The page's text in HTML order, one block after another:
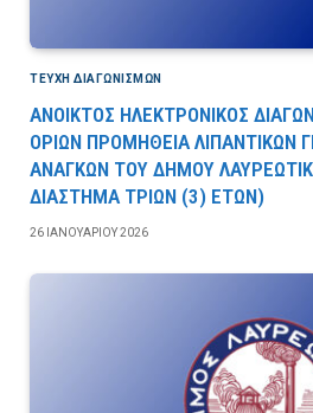
ΤΕΎΧΗ ΔΙΑΓΩΝΙΣΜΏΝ
ΑΝΟΙΚΤΟΣ ΗΛΕΚΤΡΟΝΙΚΟΣ
ΟΡΙΩΝ ΠΡΟΜΗΘΕΙΑ ΛΙΠΑΝΤΙΚΩΝ
ΑΝΑΓΚΩΝ ΤΟΥ ΔΗΜΟΥ
ΔΙΑΣΤΗΜΑ ΤΡΙΩΝ (3) ΕΤΩΝ)
26 ΙΑΝΟΥΑΡΊΟΥ 2026